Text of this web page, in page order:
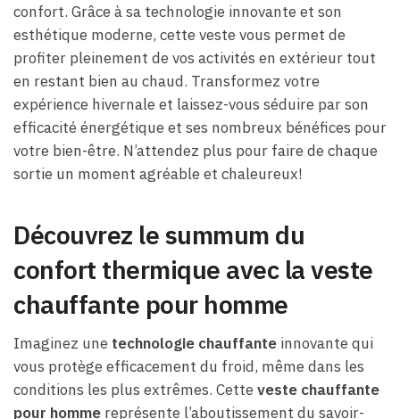
confort. Grâce à sa technologie innovante et son
esthétique moderne, cette veste vous permet de
profiter pleinement de vos activités en extérieur tout
en restant bien au chaud. Transformez votre
expérience hivernale et laissez-vous séduire par son
efficacité énergétique et ses nombreux bénéfices pour
votre bien-être. N’attendez plus pour faire de chaque
sortie un moment agréable et chaleureux!
Découvrez le summum du
confort thermique avec la veste
chauffante pour homme
Imaginez une technologie chauffante innovante qui
vous protège efficacement du froid, même dans les
conditions les plus extrêmes. Cetteveste chauffante
pour homme représente l’aboutissement du savoir-